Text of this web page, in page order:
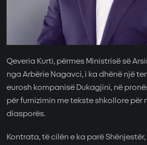
Qeveria Kurti, përmes Ministrisë së
nga Arbërie Nagavci, i ka dhënë një
eurosh kompanisë Dukagjini, në
për furnizimin me tekste shkollore për
diasporës.
Kontrata, të cilën e ka parë